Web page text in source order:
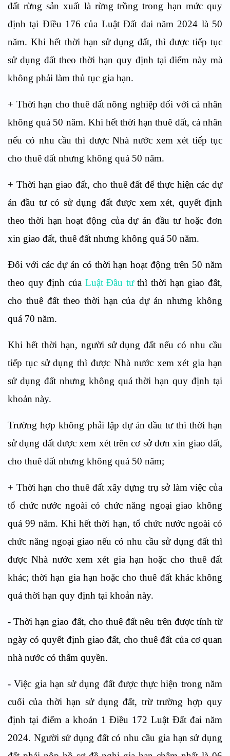
đất rừng sản xuất là rừng trồng trong hạn mức quy
định tại Điều 176 của LuậtĐất đai năm 2024 là 50
năm. Khi hết thời hạn sử dụng đất, thì được tiếp tục
sử dụng đất theo thời hạn quy định tại điểm này mà
không phải làm thủ tục gia hạn.
+ Thời hạn cho thuê đất nông nghiệp đối với cá nhân
không quá 50 năm. Khi hết thời hạn thuê đất, cá nhân
nếu có nhu cầu thì được Nhà nước xem xét tiếp tục
cho thuê đất nhưng không quá 50 năm.
+ Thời hạn giao đất, cho thuê đất để thực hiện các dự
án đầu tư có sử dụng đất được xem xét, quyết định
theo thời hạn hoạt động của dự án đầu tư hoặc đơn
xin giao đất, thuê đất nhưng không quá 50 năm.
Đối với các dự án có thời hạn hoạt động trên 50 năm
theo quy định của Luật Đầu tưthì thời hạn giao đất,
cho thuê đất theo thời hạn của dự án nhưng không
quá 70 năm.
Khi hết thời hạn, người sử dụng đất nếu có nhu cầu
tiếp tục sử dụng thì được Nhà nước xem xét gia hạn
sử dụng đất nhưng không quá thời hạn quy định tại
khoản này.
Trường hợp không phải lập dự án đầu tư thì thời hạn
sử dụng đất được xem xét trên cơ sở đơn xin giao đất,
cho thuê đất nhưng không quá 50 năm;
+ Thời hạn cho thuê đất xây dựng trụ sở làm việc của
tổ chức nước ngoài có chức năng ngoại giao không
quá 99 năm. Khi hết thời hạn, tổ chức nước ngoài có
chức năng ngoại giao nếu có nhu cầu sử dụng đất thì
được Nhà nước xem xét gia hạn hoặc cho thuê đất
khác; thời hạn gia hạn hoặc cho thuê đất khác không
quá thời hạn quy định tại khoản này.
- Thời hạn giao đất, cho thuê đất nêu trên được tính từ
ngày có quyết định giao đất, cho thuê đất của cơ quan
nhà nước có thẩm quyền.
- Việc gia hạn sử dụng đất được thực hiện trong năm
cuối của thời hạn sử dụng đất, trừ trường hợp quy
định tại điểm a khoản 1 Điều 172 Luật Đất đai năm
2024. Người sử dụng đất có nhu cầu gia hạn sử dụng